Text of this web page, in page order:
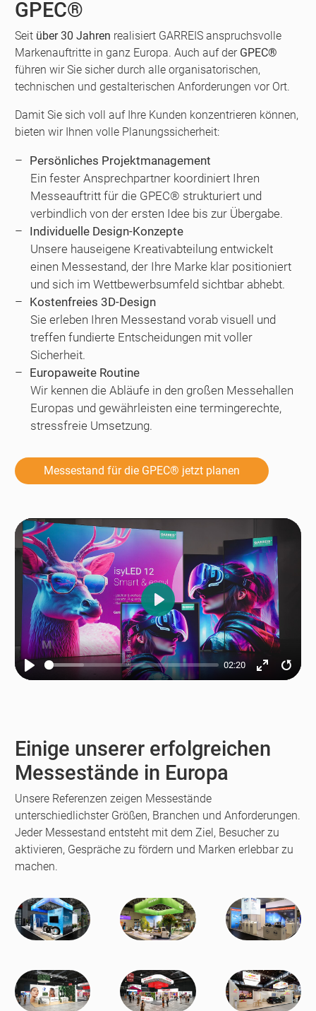
GPEC®
Seit über 30 Jahren realisiert GARREIS anspruchsvolle
Markenauftritte in ganz Europa. Auch auf der GPEC®
führen wir Sie sicher durch alle organisatorischen,
technischen und gestalterischen Anforderungen vor Ort.
Damit Sie sich voll auf Ihre Kunden konzentrieren können,
bieten wir Ihnen volle Planungssicherheit:
Persönliches Projektmanagement
Ein fester Ansprechpartner koordiniert Ihren
Messeauftritt für die GPEC® strukturiert und
verbindlich von der ersten Idee bis zur Übergabe.
Individuelle Design-Konzepte
Unsere hauseigene Kreativabteilung entwickelt
einen Messestand, der Ihre Marke klar positioniert
und sich im Wettbewerbsumfeld sichtbar abhebt.
Kostenfreies 3D-Design
Sie erleben Ihren Messestand vorab visuell und
treffen fundierte Entscheidungen mit voller
Sicherheit.
Europaweite Routine
Wir kennen die Abläufe in den großen Messehallen
Europas und gewährleisten eine termingerechte,
stressfreie Umsetzung.
Messestand für die GPEC® jetzt planen
Play
02:20
Enter
Play
Einige unserer erfolgreichen
Messestände in Europa
Unsere Referenzen zeigen Messestände
unterschiedlichster Größen, Branchen und Anforderungen.
Jeder Messestand entsteht mit dem Ziel, Besucher zu
aktivieren, Gespräche zu fördern und Marken erlebbar zu
machen.